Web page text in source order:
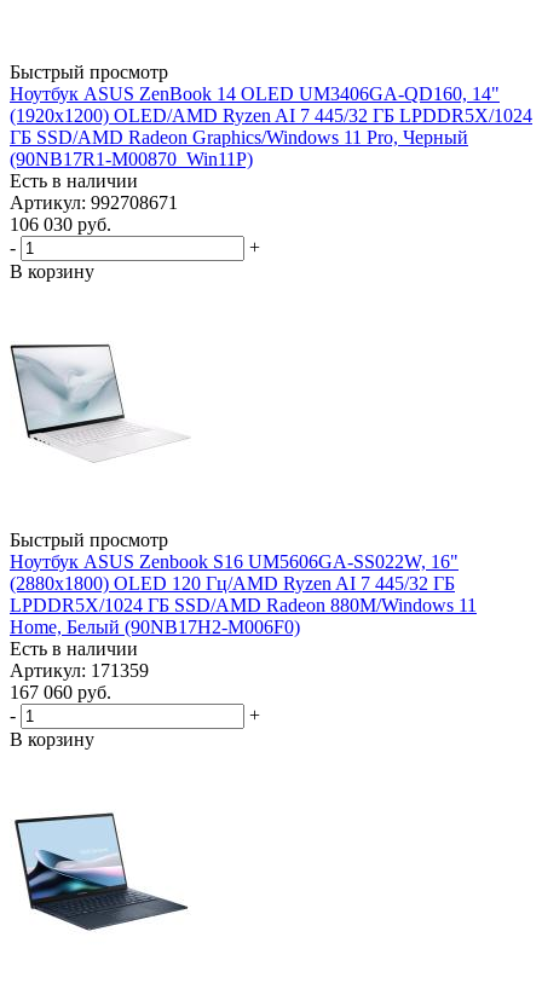
Быстрый просмотр
Ноутбук ASUS ZenBook 14 OLED UM3406GA-QD160, 14"
(1920x1200) OLED/AMD Ryzen AI 7 445/32 ГБ LPDDR5X/1024
ГБ SSD/AMD Radeon Graphics/Windows 11 Pro, Черный
(90NB17R1-M00870_Win11P)
Есть в наличии
Артикул: 992708671
106 030 руб.
-
+
В корзину
Быстрый просмотр
Ноутбук ASUS Zenbook S16 UM5606GA-SS022W, 16"
(2880x1800) OLED 120 Гц/AMD Ryzen AI 7 445/32 ГБ
LPDDR5X/1024 ГБ SSD/AMD Radeon 880M/Windows 11
Home, Белый (90NB17H2-M006F0)
Есть в наличии
Артикул: 171359
167 060 руб.
-
+
В корзину